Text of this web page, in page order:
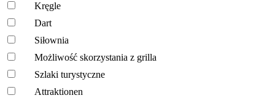
Kręgle
Dart
Siłownia
Możliwość skorzystania z grilla
Szlaki turystyczne
Attraktionen